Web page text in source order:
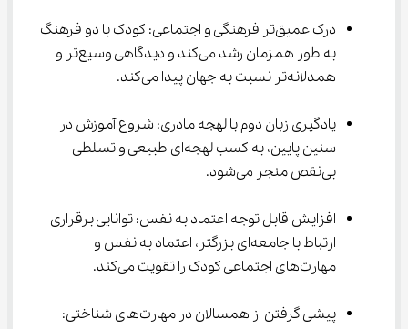
درک عمیق‌تر فرهنگی و اجتماعی: کودک با دو فرهنگ
به طور همزمان رشد می‌کند و دیدگاهی وسیع‌تر و
همدلانه‌تر نسبت به جهان پیدا می‌کند.
یادگیری زبان دوم با لهجه مادری: شروع آموزش در
سنین پایین، به کسب لهجه‌ای طبیعی و تسلطی
بی‌نقص منجر می‌شود.
افزایش قابل توجه اعتماد به نفس: توانایی برقراری
ارتباط با جامعه‌ای بزرگتر، اعتماد به نفس و
مهارت‌های اجتماعی کودک را تقویت می‌کند.
پیشی گرفتن از همسالان در مهارت‌های شناختی: